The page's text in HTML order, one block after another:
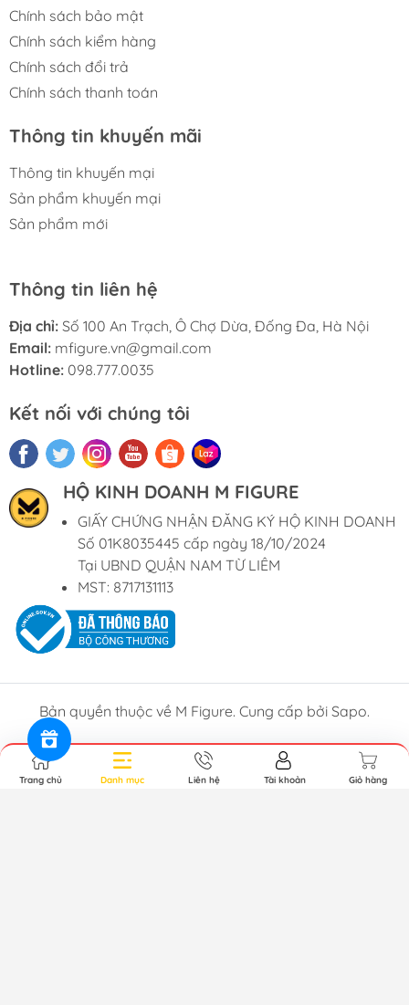
Chính sách bảo mật
Chính sách kiểm hàng
Chính sách đổi trả
Chính sách thanh toán
Thông tin khuyến mãi
Thông tin khuyến mại
Sản phẩm khuyến mại
Sản phẩm mới
Thông tin liên hệ
Địa chỉ: Số 100 An Trạch, Ô Chợ Dừa, Đống Đa, Hà Nội
Email: mfigure.vn@gmail.com
Hotline: 098.777.0035
Kết nối với chúng tôi
HỘ KINH DOANH M FIGURE
GIẤY CHỨNG NHẬN ĐĂNG KÝ HỘ KINH DOANH
Số 01K8035445 cấp ngày 18/10/2024
Tại UBND QUẬN NAM TỪ LIÊM
MST: 8717131113
Bản quyền thuộc về M Figure. Cung cấp bởi Sapo.
Trang chủ Danh mục Liên hệ Tài khoản Giỏ hàng